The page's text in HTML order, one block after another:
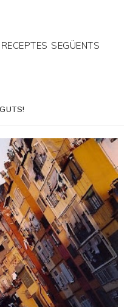
RECEPTES SEGÜENTS